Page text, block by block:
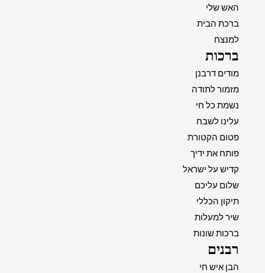
האש שלי
ברכת הבית
למנצח
ברכות
מודים דרבנן
מזמור לתודה
נשמת כל חי
עלינו לשבח
פטום הקטורת
פותח את ידיך
קדיש על ישראל
שלום עליכם
תיקון הכללי
שיר למעלות
ברכות שונות
רבנים
הבן איש חי